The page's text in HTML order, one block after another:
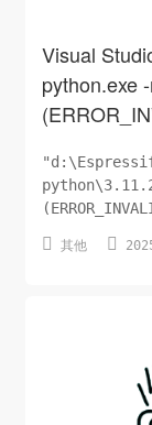
Visual
python.exe
 其他 